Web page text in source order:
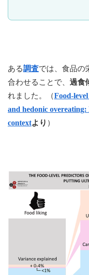
ある調査では、食品の
合わせることで、 過食
れました。（Food-
and hedonic
contextより ）